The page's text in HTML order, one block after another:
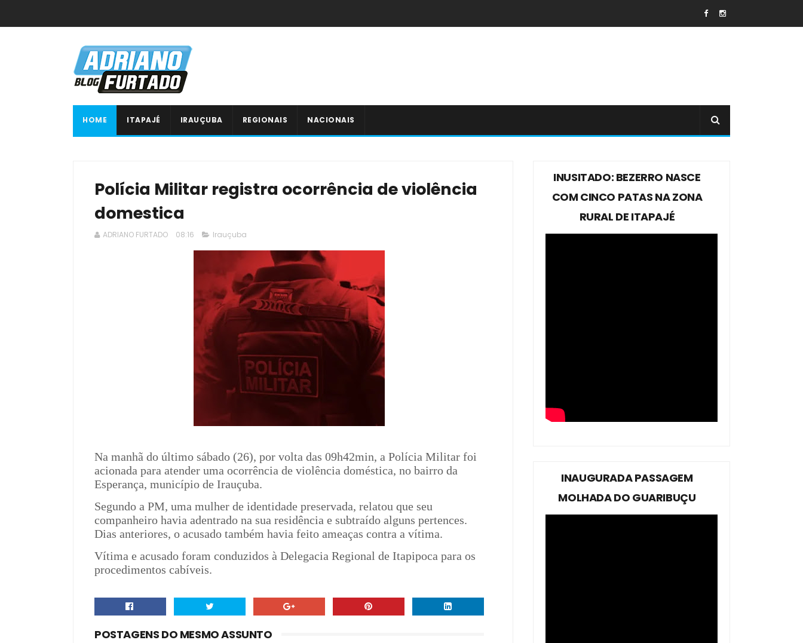
HOME ITAPAJÉ IRAUÇUBA REGIONAIS NACIONAIS
Polícia Militar registra ocorrência de violência
domestica
ADRIANO FURTADO 08:16 Irauçuba
Na manhã do último sábado (26), por volta das 09h42min, a Polícia Militar foi
acionada para atender uma ocorrência de violência doméstica, no bairro da
Esperança, município de Irauçuba.
Segundo a PM, uma mulher de identidade preservada, relatou que seu
companheiro havia adentrado na sua residência e subtraído alguns pertences.
Dias anteriores, o acusado também havia feito ameaças contra a vítima.
Vítima e acusado foram conduzidos à Delegacia Regional de Itapipoca para os
procedimentos cabíveis.
POSTAGENS DO MESMO ASSUNTO
INUSITADO: BEZERRO NASCE
COM CINCO PATAS NA ZONA
RURAL DE ITAPAJÉ
INAUGURADA PASSAGEM
MOLHADA DO GUARIBUÇU